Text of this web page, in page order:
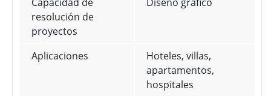
resolución de
proyectos
Aplicaciones
Hoteles, villas,
apartamentos,
hospitales